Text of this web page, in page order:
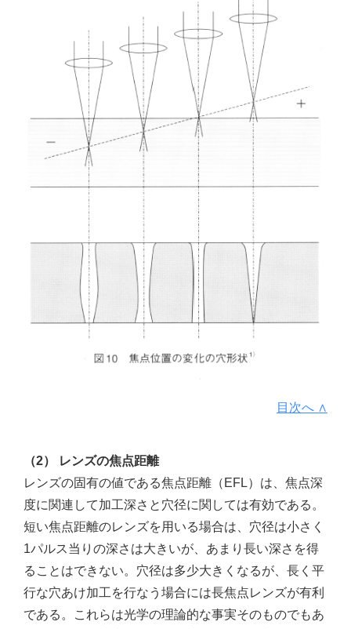
目次へ ∧
（2） レンズの焦点距離
レンズの固有の値である焦点距離（EFL）は、焦点深
度に関連して加工深さと穴径に関しては有効である。
短い焦点距離のレンズを用いる場合は、穴径は小さく
1パルス当りの深さは大きいが、あまり長い深さを得
ることはできない。穴径は多少大きくなるが、長く平
行な穴あけ加工を行なう場合には長焦点レンズが有利
である。これらは光学の理論的な事実そのものでもあ